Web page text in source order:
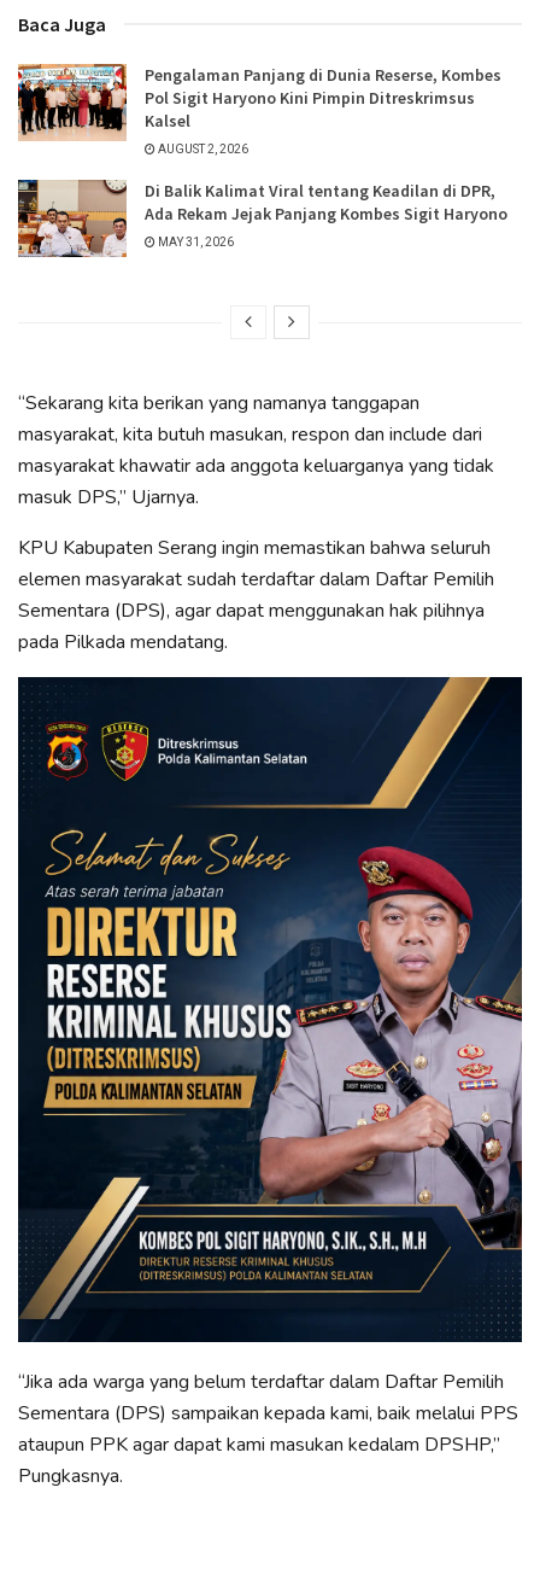
Baca Juga
Pengalaman Panjang di Dunia Reserse, Kombes
Pol Sigit Haryono Kini Pimpin Ditreskrimsus
Kalsel
AUGUST 2, 2026
Di Balik Kalimat Viral tentang Keadilan di DPR,
Ada Rekam Jejak Panjang Kombes Sigit Haryono
MAY 31, 2026
“Sekarang kita berikan yang namanya tanggapan
masyarakat, kita butuh masukan, respon dan include dari
masyarakat khawatir ada anggota keluarganya yang tidak
masuk DPS,” Ujarnya.
KPU Kabupaten Serang ingin memastikan bahwa seluruh
elemen masyarakat sudah terdaftar dalam Daftar Pemilih
Sementara (DPS), agar dapat menggunakan hak pilihnya
pada Pilkada mendatang.
“Jika ada warga yang belum terdaftar dalam Daftar Pemilih
Sementara (DPS) sampaikan kepada kami, baik melalui PPS
ataupun PPK agar dapat kami masukan kedalam DPSHP,”
Pungkasnya.